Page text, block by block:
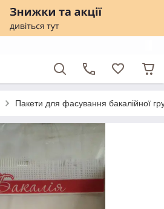
Пакети для фасування бакалійної